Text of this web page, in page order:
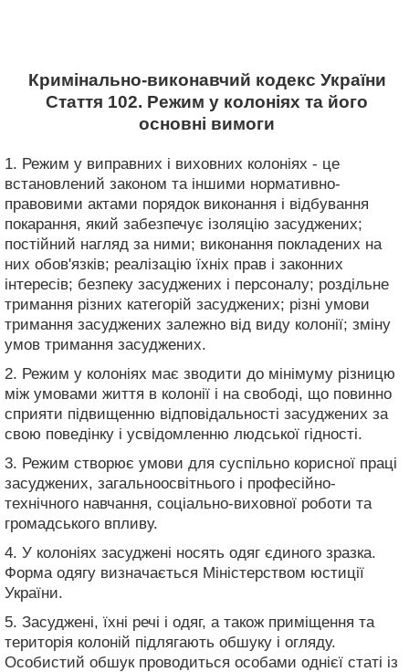
Кримінально-виконавчий кодекс України
Стаття 102. Режим у колоніях та його
основні вимоги
1. Режим у виправних і виховних колоніях - це
встановлений законом та іншими нормативно-
правовими актами порядок виконання і відбування
покарання, який забезпечує ізоляцію засуджених;
постійний нагляд за ними; виконання покладених на
них обов'язків; реалізацію їхніх прав і законних
інтересів; безпеку засуджених і персоналу; роздільне
тримання різних категорій засуджених; різні умови
тримання засуджених залежно від виду колонії; зміну
умов тримання засуджених.
2. Режим у колоніях має зводити до мінімуму різницю
між умовами життя в колонії і на свободі, що повинно
сприяти підвищенню відповідальності засуджених за
свою поведінку і усвідомленню людської гідності.
3. Режим створює умови для суспільно корисної праці
засуджених, загальноосвітнього і професійно-
технічного навчання, соціально-виховної роботи та
громадського впливу.
4. У колоніях засуджені носять одяг єдиного зразка.
Форма одягу визначається Міністерством юстиції
України.
5. Засуджені, їхні речі і одяг, а також приміщення та
територія колоній підлягають обшуку і огляду.
Особистий обшук проводиться особами однієї статі із